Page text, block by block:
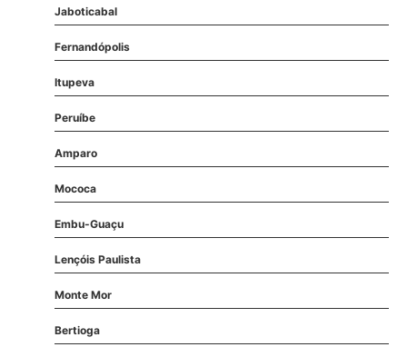
Jaboticabal
Fernandópolis
Itupeva
Peruíbe
Amparo
Mococa
Embu-Guaçu
Lençóis Paulista
Monte Mor
Bertioga